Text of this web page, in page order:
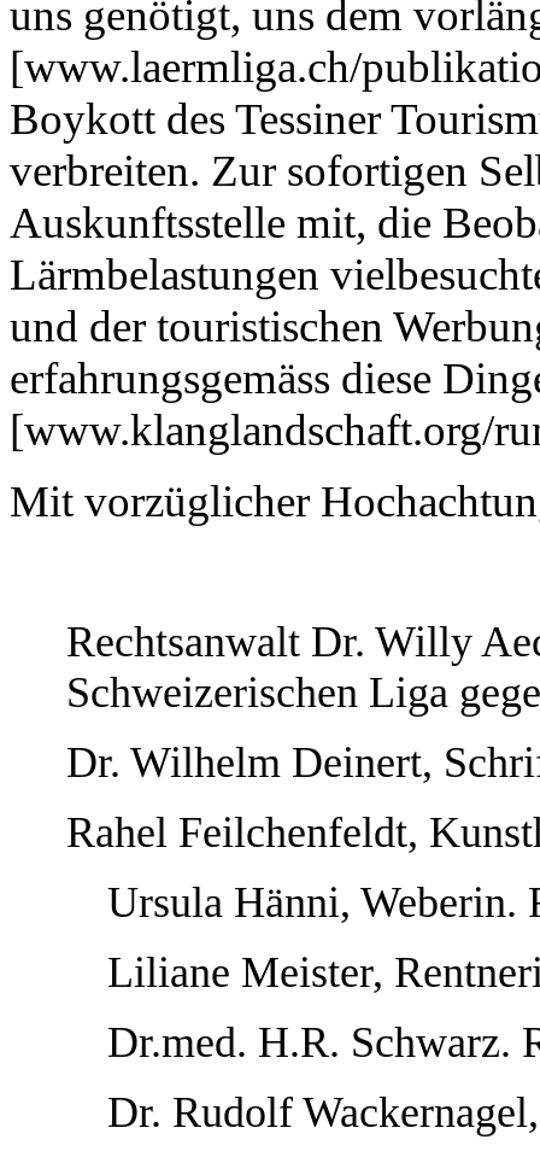
uns genötigt, uns dem
[www.laermliga.ch/
Boykott des Tessiner
verbreiten. Zur sofortigen
Auskunftsstelle mit, die
Lärmbelastungen
und der touristischen
erfahrungsgemäss diese
[www.klanglandschaft.org/
Mit vorzüglicher
Rechtsanwalt Dr. Willy
Schweizerischen Liga
Dr. Wilhelm Deinert,
Rahel Feilchenfeldt,
Ursula Hänni, Weberin.
Liliane Meister,
Dr.med. H.R. Schwarz.
Dr. Rudolf